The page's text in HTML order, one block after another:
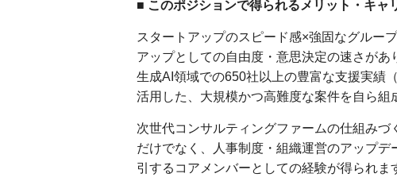
■ このポジションで得られるメリット・キャ
スタートアップのスピード感×強固なグルー
アップとしての自由度・意思決定の速さが
生成AI領域での650社以上の豊富な支援実績
活用した、大規模かつ高難度な案件を自ら組
次世代コンサルティングファームの仕組み
だけでなく、人事制度・組織運営のアップ
引するコアメンバーとしての経験が得られま